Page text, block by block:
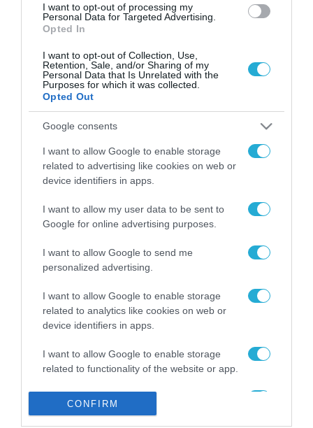
I want to opt-out of processing my
Personal Data for Targeted Advertising.
Opted In
I want to opt-out of Collection, Use,
Retention, Sale, and/or Sharing of my
Personal Data that Is Unrelated with the
Purposes for which it was collected.
Opted Out
Google consents
I want to allow Google to enable storage
related to advertising like cookies on web or
device identifiers in apps.
I want to allow my user data to be sent to
Google for online advertising purposes.
I want to allow Google to send me
personalized advertising.
I want to allow Google to enable storage
related to analytics like cookies on web or
device identifiers in apps.
I want to allow Google to enable storage
related to functionality of the website or app.
related to personalization.
CONFIRM
ΡΟΗ ΕΙΔΗΣΕΩΝ
Το χρηματοδοτούμενο
από την ΕΕ έργο “The
ενισχύει την ασφάλεια
των παιδιών στο
διαδίκτυο
31.07.2026
για τα πρόστιμα σε
παραβάσεις που
αφορούν τους ΦΗΜ
Σ. Καλαφάτης: «Η
δεν είναι απλώς μια
νέα τεχνολογία, είναι
μια νέα βιομηχανική
31.07.2026
Νέος οδηγός του ΕΚΤ
για τη χρηματοδότηση
των ελληνικών
επιχειρήσεων στον
χώρο της άμυνας
31.07.2026